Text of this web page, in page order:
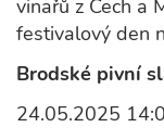
vinařů z Čech a
festivalový den
Brodské pivní
24.05.2025